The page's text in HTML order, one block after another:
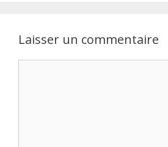
Laisser un commentaire